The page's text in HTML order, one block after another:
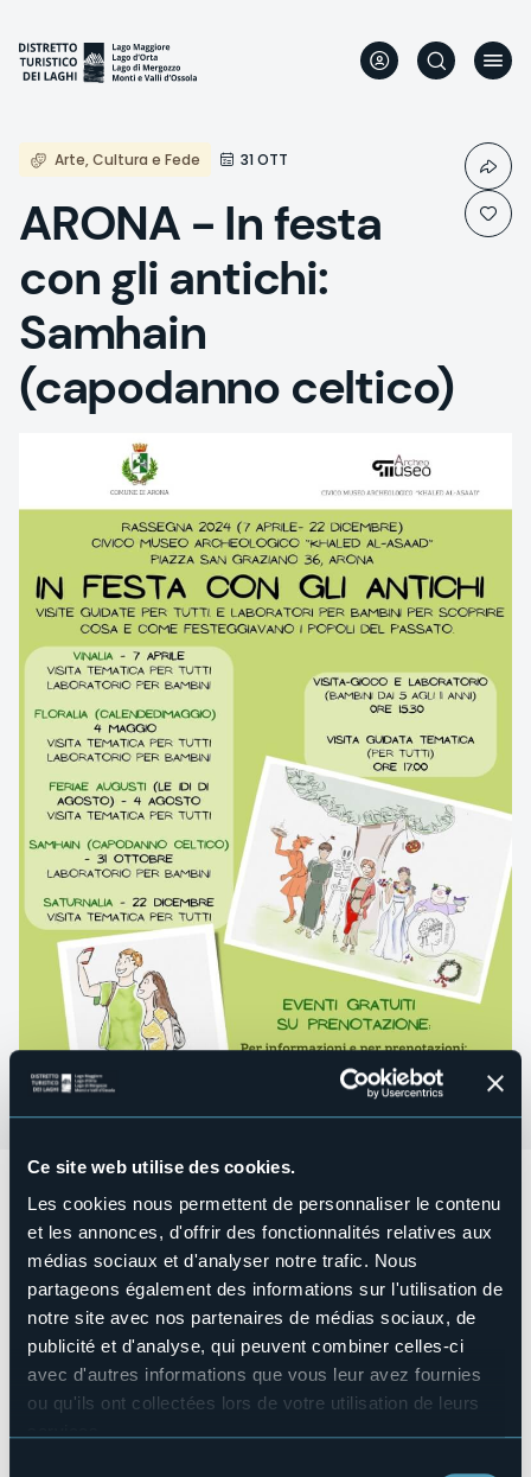
Ce site web utilise des cookies.
Les cookies nous permettent de personnaliser le contenu
et les annonces, d'offrir des fonctionnalités relatives aux
médias sociaux et d'analyser notre trafic. Nous
partageons également des informations sur l'utilisation de
notre site avec nos partenaires de médias sociaux, de
publicité et d'analyse, qui peuvent combiner celles-ci
avec d'autres informations que vous leur avez fournies
ou qu'ils ont collectées lors de votre utilisation de leurs
contenu
principal
Arte, Cultura e Fede 31 OTT
ARONA - In festa
con gli antichi:
Samhain
(capodanno celtico)
rassegna "in festa con gli antichi", giovedì 31 ottobre
Samhain (capodanno celtico):
Ore 15.30 Laboratorio per bambini da 5 a 11 anni
Evento gratuito su prenotazione, scrivere a
archeomuseo@comune.arona.no.it
Organisateur de l'événement
Civico Museo Archeologico Khaled al-Asaad
Lieu de l'événement
Civico Museo Archeologico Khaled al-Asaad